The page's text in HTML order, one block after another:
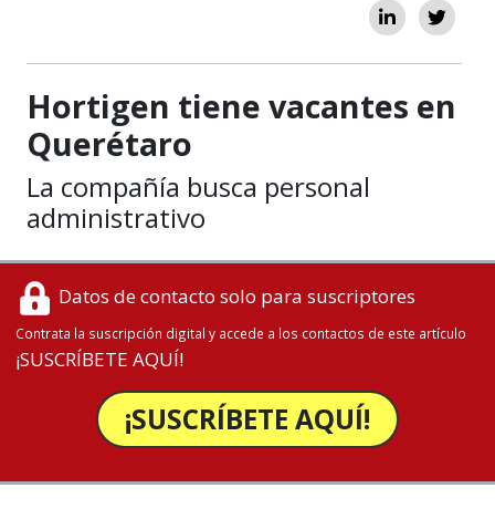
Hortigen tiene vacantes en
Querétaro
La compañía busca personal
administrativo
Datos de contacto solo para suscriptores
Contrata la suscripción digital y accede a los contactos de este artículo
¡SUSCRÍBETE AQUÍ!
¡SUSCRÍBETE AQUÍ!